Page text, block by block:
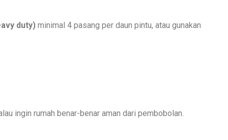
duty) minimal 4 pasang per daun pintu, atau gunakan
ingin rumah benar-benar aman dari pembobolan.